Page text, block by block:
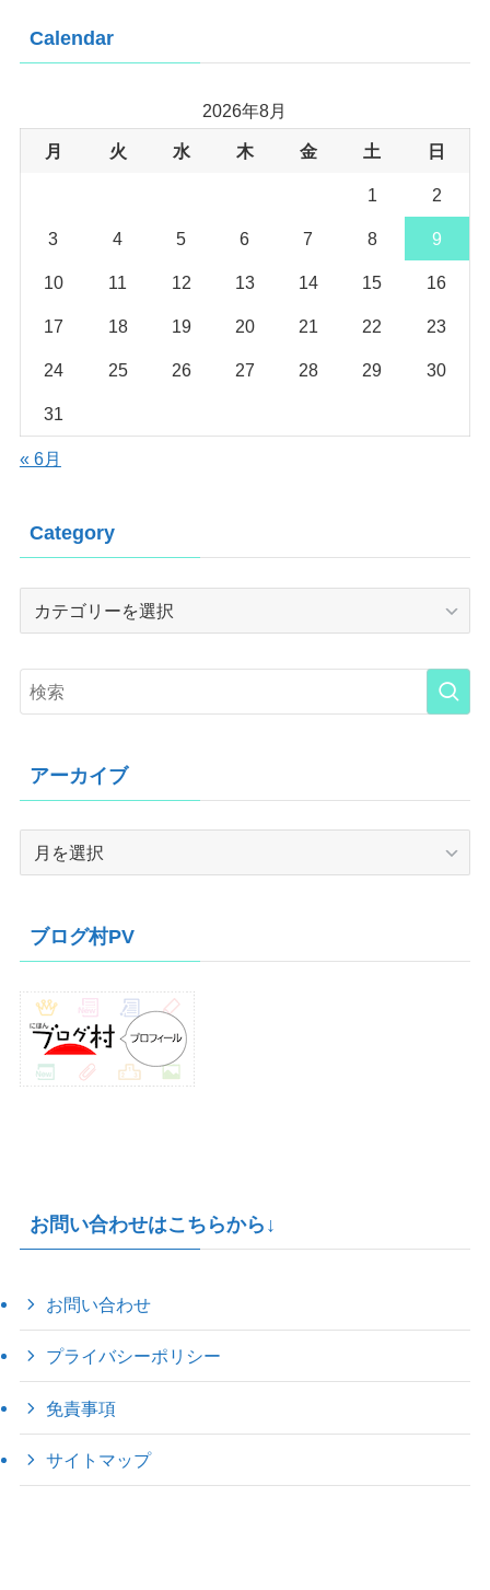
Calendar
2026年8月
月 火 水 木 金 土 日
1 2
3 4 5 6 7 8 9
10 11 12 13 14 15 16
17 18 19 20 21 22 23
24 25 26 27 28 29 30
31
« 6月
Category
Category
アーカイブ
ブ
ブログ村PV
お問い合わせはこちらから↓
お問い合わせ
プライバシーポリシー
免責事項
サイトマップ